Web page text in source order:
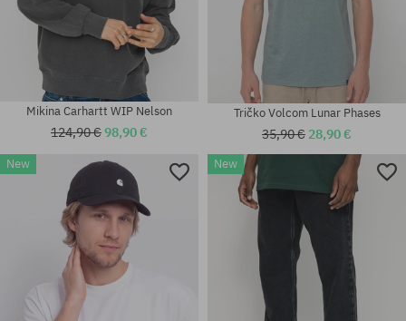
Dostupné veľkosti:
S; M; L; XL; XXL
Dostupné veľkosti:
S; M; L; XL; XXL
Mikina Carhartt WIP Nelson
124,90 €98,90 €
Tričko Volcom Lunar Phases
35,90 € 28,90 €
New New